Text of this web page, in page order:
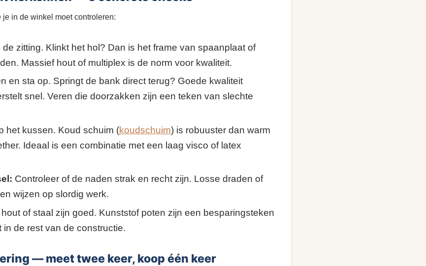
in de winkel moet controleren:
de zitting. Klinkt het hol? Dan is het frame van spaanplaat of
Massief hout of multiplex is de norm voor kwaliteit.
en sta op. Springt de bank direct terug? Goede kwaliteit
snel. Veren die doorzakken zijn een teken van slechte
het kussen. Koud schuim (koudschuim) is robuuster dan warm
Ideaal is een combinatie met een laag visco of latex
Controleer of de naden strak en recht zijn. Losse draden of
wijzen op slordig werk.
of staal zijn goed. Kunststof poten zijn een besparingsteken
in de rest van de constructie.
— meet twee keer, koop één keer